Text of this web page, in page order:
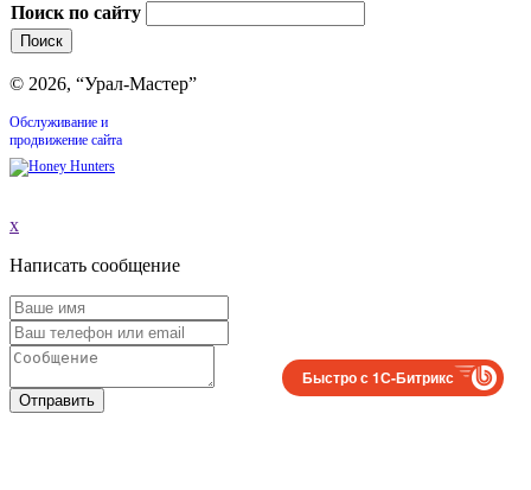
Поиск по сайту
© 2026, “Урал-Мастер”
Обслуживание и
продвижение сайта
x
Написать сообщение
Отправить
Быстро с 1С-Битрикс